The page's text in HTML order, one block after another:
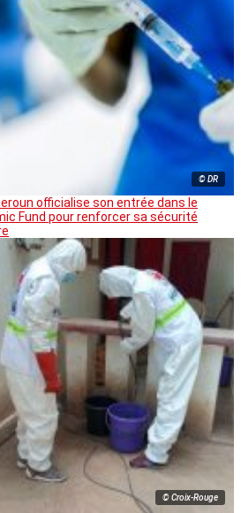
© DR
officialise son entrée dans le
Fund pour renforcer sa sécurité
© Croix-Rouge